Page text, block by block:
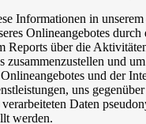
Informationen in
Onlineangebotes durch
Reports über die
zusammenzustellen und
und der
uns
Daten
werden.